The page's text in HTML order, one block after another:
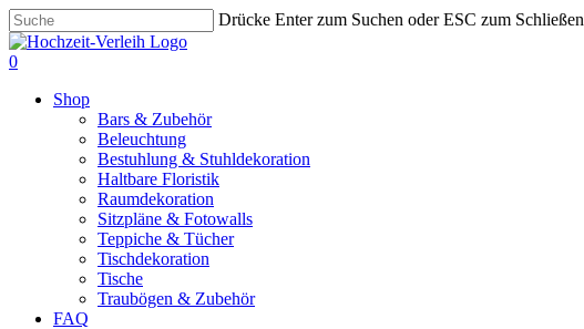
Skip
to
main
Drücke Enter zum Suchen oder ESC zum Schließen
Close
Search
search
account
0
Shop
Bars & Zubehör
Beleuchtung
Bestuhlung & Stuhldekoration
Haltbare Floristik
Raumdekoration
Sitzpläne & Fotowalls
Teppiche & Tücher
Tischdekoration
Tische
Traubögen & Zubehör
FAQ